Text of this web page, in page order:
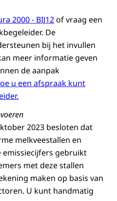
2000 - BIJ12of vraag een
De
bij het invullen
meer informatie geven
de aanpak
u een afspraak kunt
2023 besloten dat
melkveestallen en
emissiecijfers gebruikt
met deze stallen
maken op basis van
U kunt handmatig